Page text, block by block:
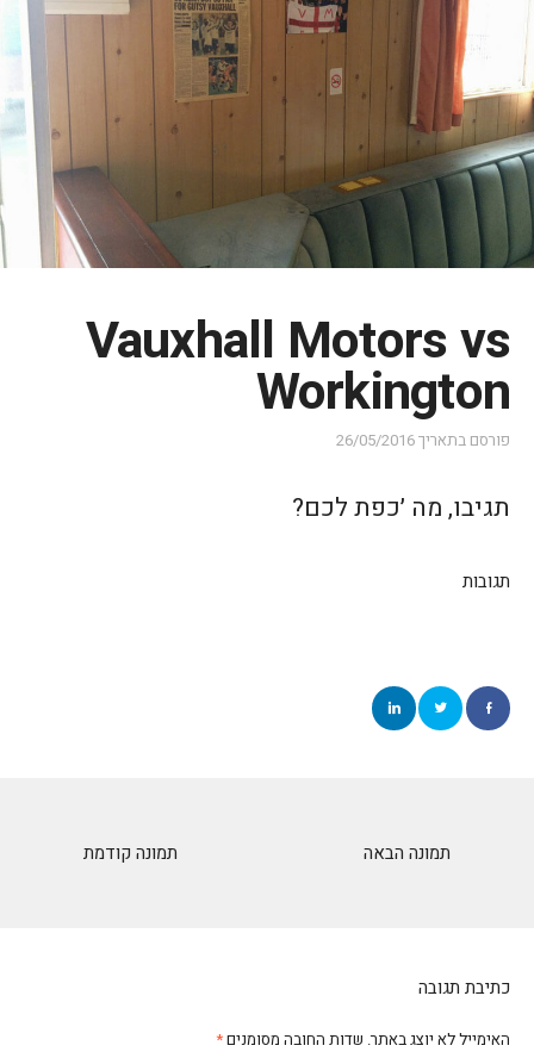
Vauxhall Motors vs
Workington
פורסם בתאריך26/05/2016
תגיבו, מה ׳כפת לכם?
תגובות
תמונה קודמת תמונה הבאה
כתיבת תגובה
האימייל לא יוצג באתר. שדות החובה מסומנים*